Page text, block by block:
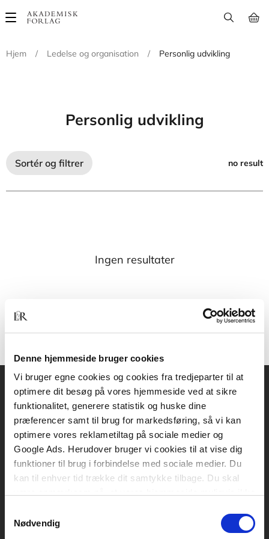
Denne hjemmeside bruger cookies
Vi bruger egne cookies og cookies fra tredjeparter til at
optimere dit besøg på vores hjemmeside ved at sikre
funktionalitet, generere statistik og huske dine
præferencer samt til brug for markedsføring, så vi kan
optimere vores reklametiltag på sociale medier og
Google Ads. Herudover bruger vi cookies til at vise dig
funktioner til brug i forbindelse med sociale medier. Du
kan til enhver tid trække dit samtykke tilbage. Du skal
tilbagetrækker et samtykke.
Nødvendig
Main
Hjem
/ Ledelse og organisation / Personlig udvikling
Personlig udvikling
Sortér og filtrer no result
Ingen resultater
Akademisk Forlag
Vognmagergade 11
1120 København K
CVR 76351910
Kontakt kundeservice